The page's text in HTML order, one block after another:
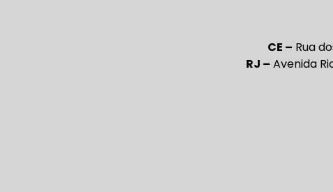
CE – Rua
RJ – Avenida